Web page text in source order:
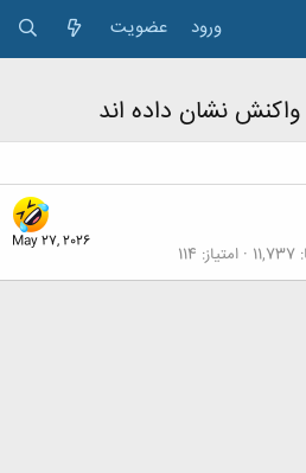
ورود عضویت
واکنش نشان داده اند
May 27, 2026 11,737 امتیاز 114